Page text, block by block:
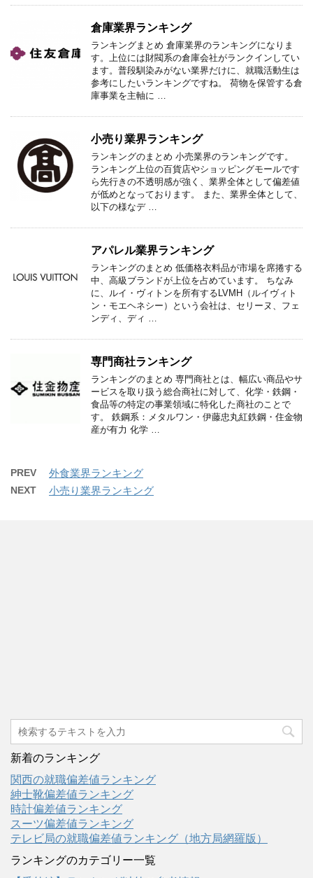
倉庫業界ランキング
ランキングまとめ 倉庫業界のランキングになりま
す。上位には財閥系の倉庫会社がランクインしてい
ます。普段馴染みがない業界だけに、就職活動生は
参考にしたいランキングですね。 荷物を保管する倉
庫事業を主軸に …
小売り業界ランキング
ランキングのまとめ 小売業界のランキングです。
ランキング上位の百貨店やショッピングモールです
ら先行きの不透明感が強く、業界全体として偏差値
が低めとなっております。 また、業界全体として、
以下の様なデ …
アパレル業界ランキング
ランキングのまとめ 低価格衣料品が市場を席捲する
中、高級ブランドが上位を占めています。 ちなみ
に、ルイ・ヴィトンを所有するLVMH（ルイヴィト
ン・モエヘネシー）という会社は、セリーヌ、フェ
ンディ、ディ …
専門商社ランキング
ランキングのまとめ 専門商社とは、幅広い商品やサ
ービスを取り扱う総合商社に対して、化学・鉄鋼・
食品等の特定の事業領域に特化した商社のことで
す。 鉄鋼系：メタルワン・伊藤忠丸紅鉄鋼・住金物
産が有力 化学 …
PREV 外食業界ランキング
NEXT 小売り業界ランキング
新着のランキング
関西の就職偏差値ランキング
紳士靴偏差値ランキング
時計偏差値ランキング
スーツ偏差値ランキング
テレビ局の就職偏差値ランキング（地方局網羅版）
ランキングのカテゴリー一覧